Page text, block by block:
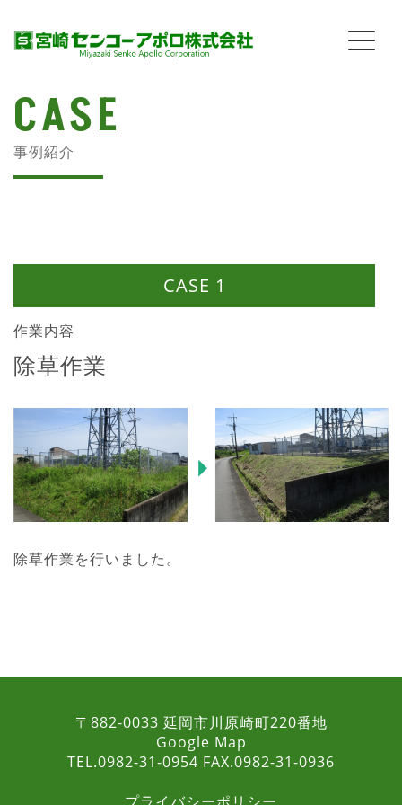
CASE
事例紹介
CASE 1
作業内容
除草作業
除草作業を行いました。
〒882-0033 延岡市川原崎町220番地
Google Map
TEL.0982-31-0954 FAX.0982-31-0936